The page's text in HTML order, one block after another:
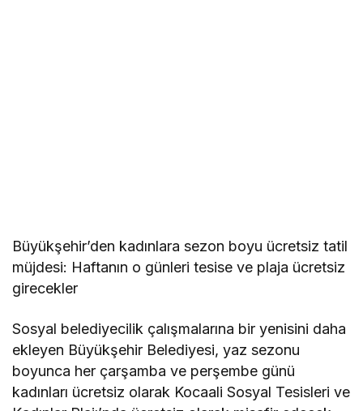
Büyükşehir’den kadınlara sezon boyu ücretsiz tatil
müjdesi: Haftanın o günleri tesise ve plaja ücretsiz
girecekler
Sosyal belediyecilik çalışmalarına bir yenisini daha
ekleyen Büyükşehir Belediyesi, yaz sezonu
boyunca her çarşamba ve perşembe günü
kadınları ücretsiz olarak Kocaali Sosyal Tesisleri ve